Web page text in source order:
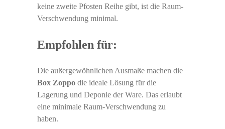
keine zweite Pfosten Reihe gibt, ist die Raum-
Verschwendung minimal.
Empfohlen für:
Die außergewöhnlichen Ausmaße machen die
Box Zoppo die ideale Lösung für die
Lagerung und Deponie der Ware. Das erlaubt
eine minimale Raum-Verschwendung zu
haben.